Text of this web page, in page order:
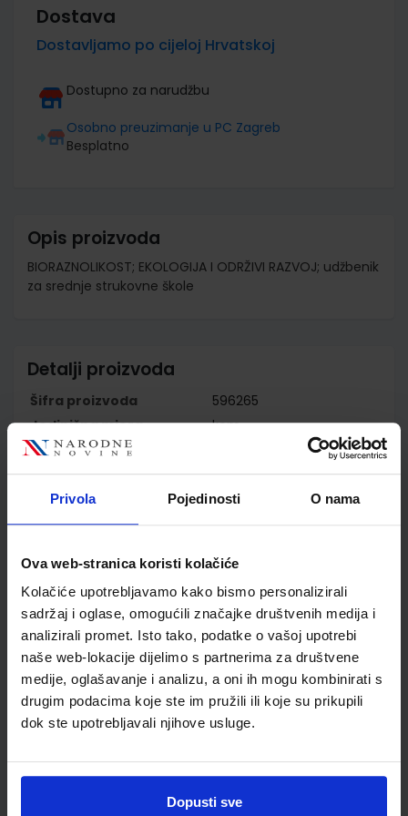
Privola Pojedinosti O nama
Ova web-stranica koristi kolačiće
Kolačiće upotrebljavamo kako bismo personalizirali
sadržaj i oglase, omogućili značajke društvenih medija i
analizirali promet. Isto tako, podatke o vašoj upotrebi
naše web-lokacije dijelimo s partnerima za društvene
medije, oglašavanje i analizu, a oni ih mogu kombinirati s
drugim podacima koje ste im pružili ili koje su prikupili
dok ste upotrebljavali njihove usluge.
Dopusti sve
Dostava
Dostavljamo po cijeloj Hrvatskoj
Dostupno za narudžbu
Osobno preuzimanje u PC Zagreb
Besplatno
Opis proizvoda
BIORAZNOLIKOST; EKOLOGIJA I ODRŽIVI RAZVOJ; udžbenik
za srednje strukovne škole
Detalji proizvoda
Šifra proizvoda
596265
Jedinična mjera
kom
Nakladnik
ŠKOLSKA KNJIGA d.d.
Autor
Damir Bendelja Tea Gutić
Mirela Sertić Perić
Vrsta škole
3 STRUKOVNA
Nastavni predmet
STRUKOVNE ŠKOLE
Reg br min
8207